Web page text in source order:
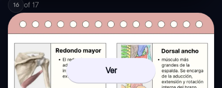
16 of 17
Ver